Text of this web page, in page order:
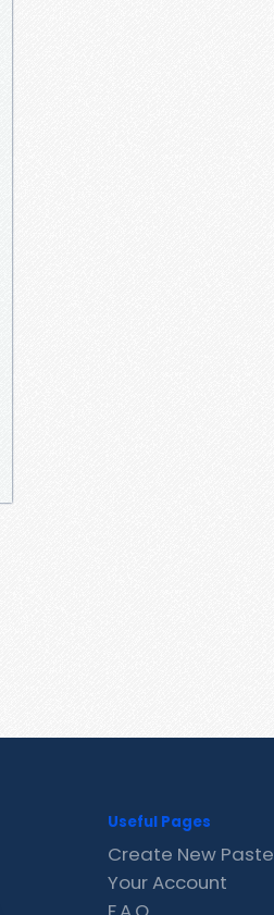
Useful Pages
Create New Paste
Your Account